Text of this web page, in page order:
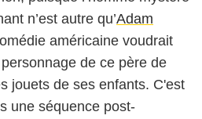
n’est autre qu’Adam
américaine voudrait
de ce père de
jouets de ses enfants. C'est
une séquence post-